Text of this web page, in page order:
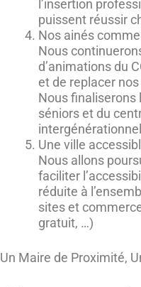
l’insertion
puissent réussir
Nos ainés
Nous
d’animations du
et de replacer
Nous finaliserons
séniors et du
Une ville
Nous allons
faciliter
réduite à
sites et
gratuit, …)
Un Maire de Proximité,